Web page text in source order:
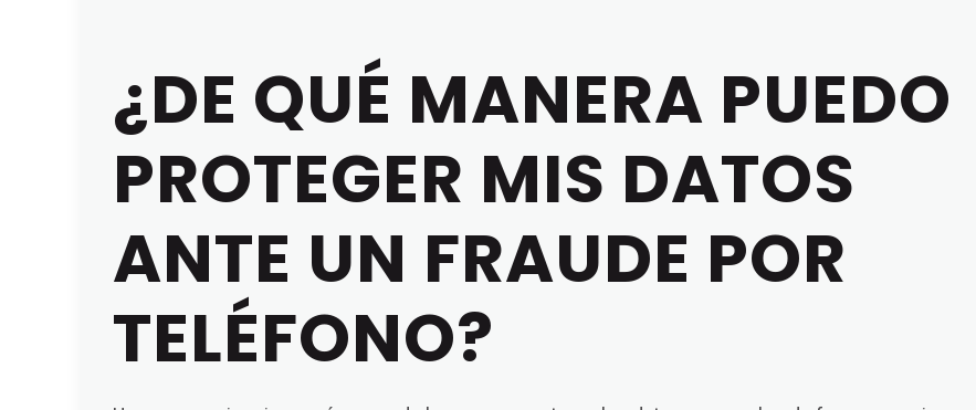
¿DE QUÉ MANERA PUEDO
PROTEGER MIS DATOS
ANTE UN FRAUDE POR
TELÉFONO?